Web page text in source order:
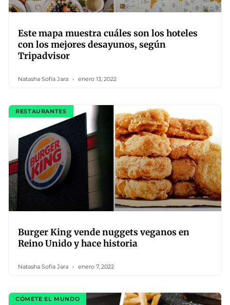
Este mapa muestra cuáles son los hoteles
con los mejores desayunos, según
Tripadvisor
Natasha Sofía Jara enero 13, 2022
RESTAURANTES
Burger King vende nuggets veganos en
Reino Unido y hace historia
Natasha Sofía Jara enero 7, 2022
CÓMETE EL MUNDO